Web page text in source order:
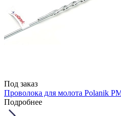
Под заказ
Проволока для молота Polanik
Подробнее